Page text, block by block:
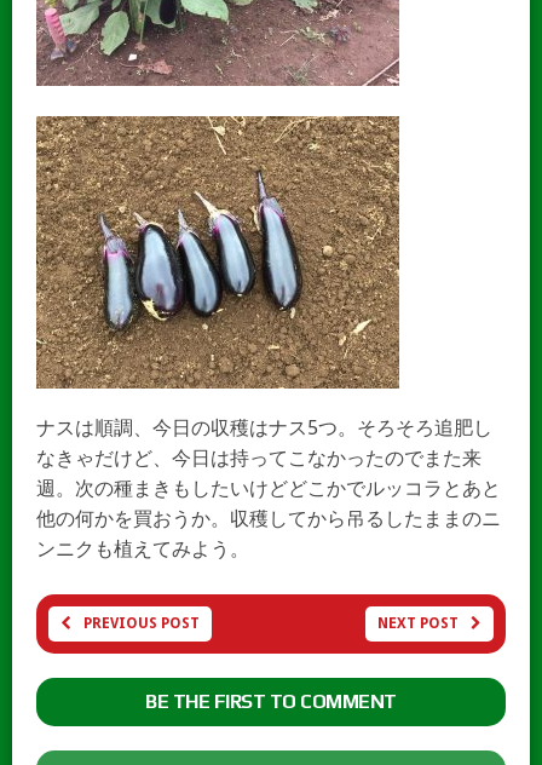
ナスは順調、今日の収穫はナス5つ。そろそろ追肥し
なきゃだけど、今日は持ってこなかったのでまた来
週。次の種まきもしたいけどどこかでルッコラとあと
他の何かを買おうか。収穫してから吊るしたままのニ
ンニクも植えてみよう。
PREVIOUS POST NEXT POST
BE THE FIRST TO COMMENT